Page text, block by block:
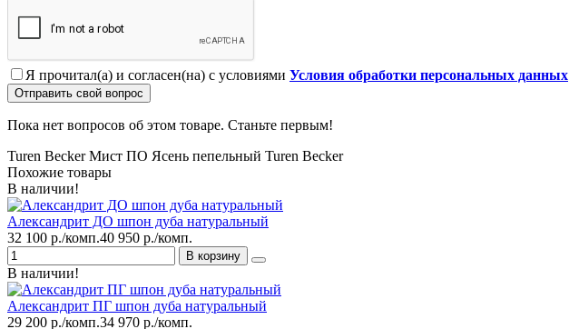
Я прочитал(а) и согласен(на) с условиями Условия обработки персональных данных
Отправить свой вопрос
Пока нет вопросов об этом товаре. Станьте первым!
Turen Becker Мист ПО Ясень пепельный Turen Becker
Похожие товары
В наличии!
Александрит ДО шпон дуба натуральный
32 100 р./комп.40 950 р./комп.
В корзину
В наличии!
Александрит ПГ шпон дуба натуральный
29 200 р./комп.34 970 р./комп.